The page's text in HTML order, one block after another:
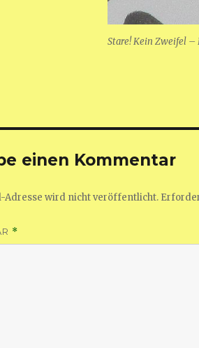
Stare! Kein Zweifel –
einen Kommentar
Adresse wird nicht veröffentlicht.
*